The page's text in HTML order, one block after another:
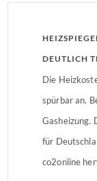
DEUTLICH
GÜNSTIGER
Die
spürbar an.
Gasheizung.
für
co2online